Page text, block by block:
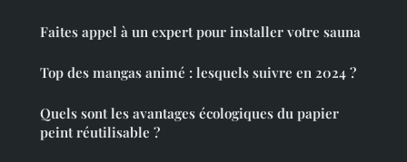
Faites appel à un expert pour installer votre sauna
Top des mangas animé : lesquels suivre en 2024 ?
Quels sont les avantages écologiques du papier
peint réutilisable ?